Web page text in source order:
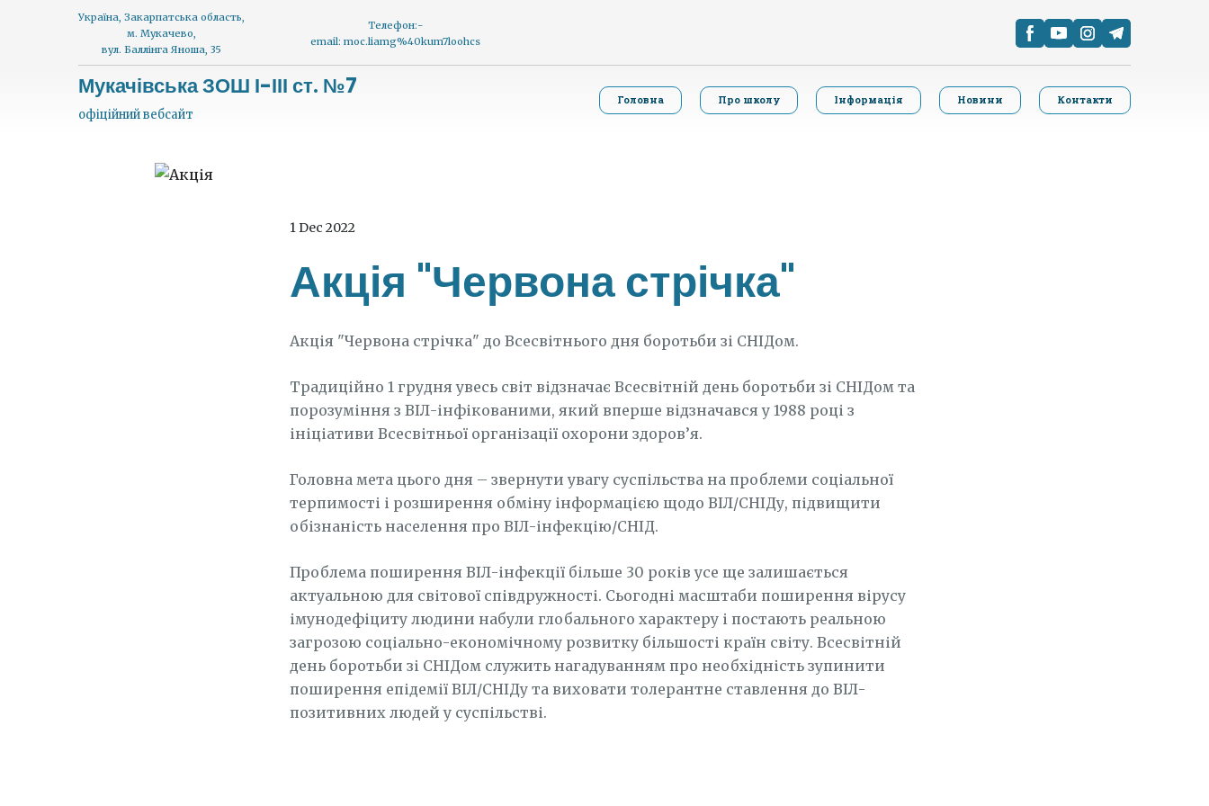
Україна, Закарпатська область,
м. Мукачево,
вул. Баллінга Яноша, 35
Телефон:-
email: moc.liamg%40kum7loohcs
Мукачівська ЗОШ І-ІІІ ст. №7
офіційний вебсайт
Головна Про школу Інформація Новини Контакти
1 Dec 2022
Акція "Червона стрічка"
Акція "Червона стрічка" до Всесвітнього дня боротьби зі СНІДом.
Традиційно 1 грудня увесь світ відзначає Всесвітній день боротьби зі СНІДом та
порозуміння з ВІЛ-інфікованими, який вперше відзначався у 1988 році з
ініціативи Всесвітньої організації охорони здоров’я.
Головна мета цього дня – звернути увагу суспільства на проблеми соціальної
терпимості і розширення обміну інформацією щодо ВІЛ/СНІДу, підвищити
обізнаність населення про ВІЛ-інфекцію/СНІД.
Проблема поширення ВІЛ-інфекції більше 30 років усе ще залишається
актуальною для світової співдружності. Сьогодні масштаби поширення вірусу
імунодефіциту людини набули глобального характеру і постають реальною
загрозою соціально-економічному розвитку більшості країн світу. Всесвітній
день боротьби зі СНІДом служить нагадуванням про необхідність зупинити
поширення епідемії ВІЛ/СНІДу та виховати толерантне ставлення до ВІЛ-
позитивних людей у суспільстві.